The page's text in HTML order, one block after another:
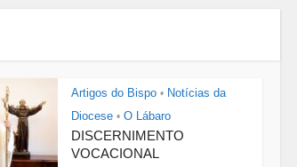
Artigos do Bispo • Notícias da
Diocese • O Lábaro
DISCERNIMENTO
VOCACIONAL